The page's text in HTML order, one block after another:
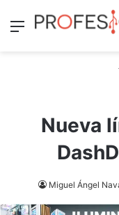
Menú
Nueva
Miguel Ángel